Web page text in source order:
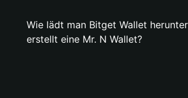
Wie lädt man Bitget Wallet
erstellt eine Mr. N Wallet?